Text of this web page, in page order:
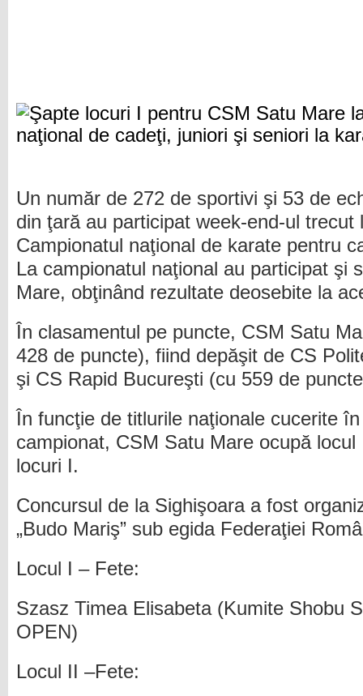
Un număr de 272 de sportivi şi 53 de
din ţară au participat week-end-ul trecut
Campionatul naţional de karate pentru
La campionatul naţional au participat şi
Mare, obţinând rezultate deosebite la
În clasamentul pe puncte, CSM Satu
428 de puncte), fiind depăşit de CS
şi CS Rapid Bucureşti (cu 559 de
În funcţie de titlurile naţionale cucerite
campionat, CSM Satu Mare ocupă
locuri I.
Concursul de la Sighişoara a fost
„Budo Mariş” sub egida Federaţiei
Locul I – Fete:
Szasz Timea Elisabeta (Kumite Shobu
OPEN)
Locul II –Fete: